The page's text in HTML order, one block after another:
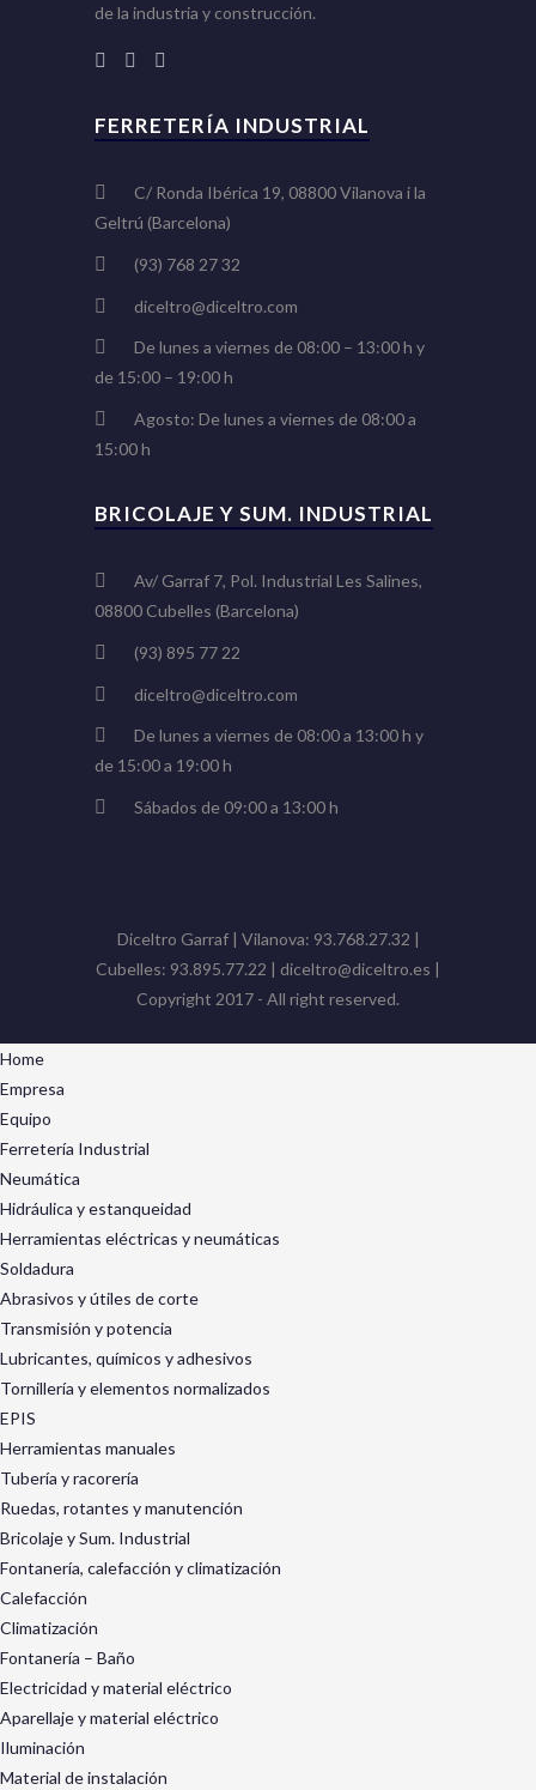
de la industria y construcción.
FERRETERÍA INDUSTRIAL
C/ Ronda Ibérica 19, 08800 Vilanova i la
Geltrú (Barcelona)
(93) 768 27 32
diceltro@diceltro.com
De lunes a viernes de 08:00 – 13:00 h y
de 15:00 – 19:00 h
Agosto: De lunes a viernes de 08:00 a
15:00 h
BRICOLAJE Y SUM. INDUSTRIAL
Av/ Garraf 7, Pol. Industrial Les Salines,
08800 Cubelles (Barcelona)
(93) 895 77 22
diceltro@diceltro.com
De lunes a viernes de 08:00 a 13:00 h y
de 15:00 a 19:00 h
Sábados de 09:00 a 13:00 h
Diceltro Garraf | Vilanova: 93.768.27.32 |
Cubelles: 93.895.77.22 | diceltro@diceltro.es |
Copyright 2017 - All right reserved.
Home
Empresa
Equipo
Ferretería Industrial
Neumática
Hidráulica y estanqueidad
Herramientas eléctricas y neumáticas
Soldadura
Abrasivos y útiles de corte
Transmisión y potencia
Lubricantes, químicos y adhesivos
Tornillería y elementos normalizados
EPIS
Herramientas manuales
Tubería y racorería
Ruedas, rotantes y manutención
Bricolaje y Sum. Industrial
Fontanería, calefacción y climatización
Calefacción
Climatización
Fontanería – Baño
Electricidad y material eléctrico
Aparellaje y material eléctrico
Iluminación
Material de instalación